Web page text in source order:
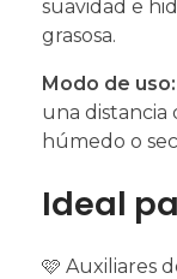
suavidad e
grasosa.
Modo de uso:
una distancia
húmedo o
Ideal
🩷 Auxiliares